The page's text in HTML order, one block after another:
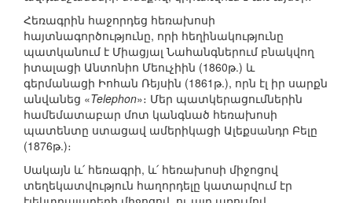
Հեռագրին հաջորդեց հեռախոսի
հայտնագործությունը, որի հեղինակությունը
պատկանում է Միացյալ Նահանգներում բնակվող
իտալացի Անտոնիո Մեուչիին (1860թ.) և
գերմանացի Իոհան Ռեյսին (1861թ.), որն էլ իր սարքն
անվանեց «Telephon»։ Մեր պատկերացումներին
համեմատաբար մոտ կանգնած հեռախոսի
պատենտը ստացավ ամերիկացի Ալեքսանդր Բելը
(1876թ.)։
Սակայն և՛ հեռագրի, և՛ հեռախոսի միջոցով
տեղեկատվություն հաղորդելը կատարվում էր